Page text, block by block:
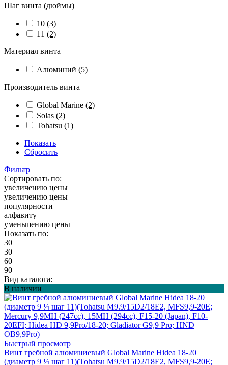
Шаг винта (дюймы)
10 (3)
11 (2)
Материал винта
Алюминий (5)
Производитель винта
Global Marine (2)
Solas (2)
Tohatsu (1)
Показать
Сбросить
Фильтр
Сортировать по:
увеличению цены
увеличению цены
популярности
алфавиту
уменьшению цены
Показать по:
30
30
60
90
Вид каталога:
В наличии
Быстрый просмотр
Винт гребной алюминиевый Global Marine Hidea 18-20
(диаметр 9 ¼ шаг 11)(Tohatsu M9.9/15D2/18E2, MFS9,9-20E;